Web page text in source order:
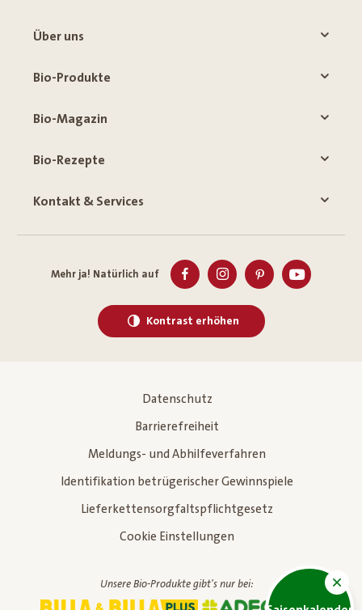
Über uns
Bio-Produkte
Bio-Magazin
Bio-Rezepte
Kontakt & Services
Mehr ja! Natürlich auf
Kontrast erhöhen
Datenschutz
Barrierefreiheit
Meldungs- und Abhilfeverfahren
Identifikation betrügerischer Gewinnspiele
Lieferkettensorgfaltspflichtgesetz
Cookie Einstellungen
Unsere Bio-Produkte gibt's nur bei: